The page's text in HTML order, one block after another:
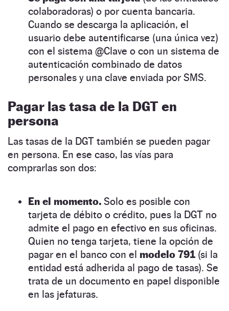
colaboradoras) o por cuenta bancaria.
Cuando se descarga la aplicación, el
usuario debe autentificarse (una única vez)
con el sistema @Clave o con un sistema de
autenticación combinado de datos
personales y una clave enviada por SMS.
Pagar las tasa de la DGT en
persona
Las tasas de la DGT también se pueden pagar
en persona. En ese caso, las vías para
comprarlas son dos:
En el momento. Solo es posible con
tarjeta de débito o crédito, pues la DGT no
admite el pago en efectivo en sus oficinas.
Quien no tenga tarjeta, tiene la opción de
pagar en el banco con el modelo 791 (si la
entidad está adherida al pago de tasas). Se
trata de un documento en papel disponible
en las jefaturas.